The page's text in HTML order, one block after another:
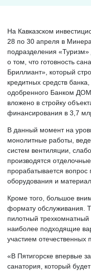
На Кавказском
28 по 30 апреля в
подразделения
о том, что готовность
Бриллиант», который
кредитных средств
одобренного Банком
вложено в стройку
финансирования в 3,7
В данный момент на
монолитные работы,
систем вентиляции,
производятся
прорабатывается вопрос
оборудования и
Кроме того, большое
формату обслуживания.
пилотный
наиболее подходящие
участием отечественных
«В Пятигорске впервые
санатория, который